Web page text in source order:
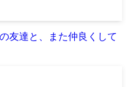
友達と、また仲良くして